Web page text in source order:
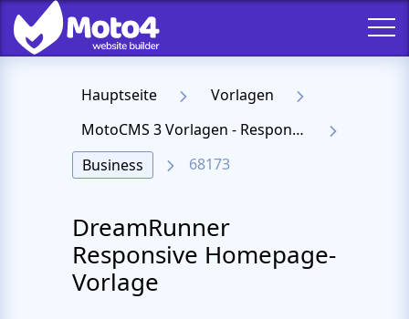
Hauptseite
Vorlagen
MotoCMS 3 Vorlagen - Responsive Templates für Website
Business
68173
DreamRunner
Responsive Homepage-
Vorlage